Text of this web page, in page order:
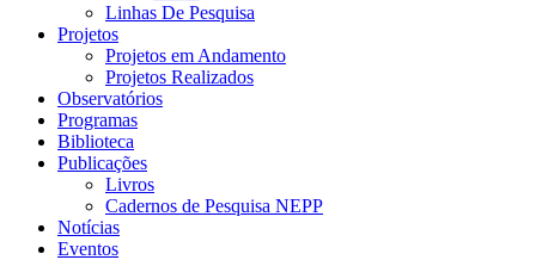
Linhas De Pesquisa
Projetos
Projetos em Andamento
Projetos Realizados
Observatórios
Programas
Biblioteca
Publicações
Livros
Cadernos de Pesquisa NEPP
Notícias
Eventos